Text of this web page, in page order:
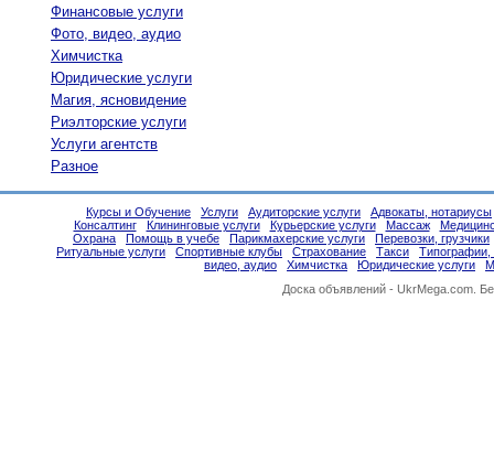
Финансовые услуги
Фото, видео, аудио
Химчистка
Юридические услуги
Магия, ясновидение
Риэлторские услуги
Услуги агентств
Разное
Курсы и Обучение Услуги Аудиторские услуги
Адвокаты, нотариусы
Консалтинг
Клининговые услуги Курьерские услуги Массаж
Охрана
Помощь в учебе Парикмахерские услуги
Перевозки, грузчики
Ритуальные услуги
Спортивные клубы Страхование Такси
Типографии,
видео, аудио
Химчистка Юридические услуги
Доска объявлений - UkrMega.com.